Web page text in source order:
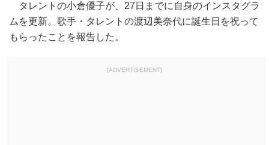
タレントの小倉優子が、27日までに自身のインスタグラ
ムを更新。歌手・タレントの渡辺美奈代に誕生日を祝って
もらったことを報告した。
[ADVERTISEMENT]